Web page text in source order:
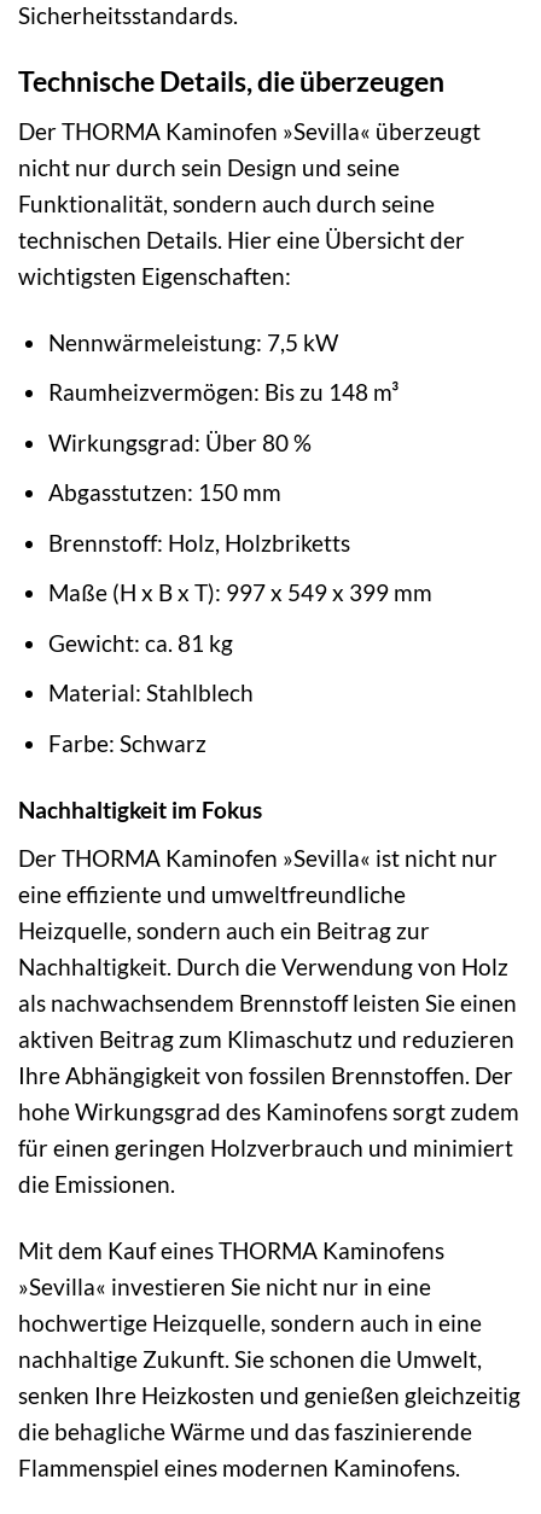
Sicherheitsstandards.
Technische Details, die überzeugen
Der THORMA Kaminofen »Sevilla« überzeugt
nicht nur durch sein Design und seine
Funktionalität, sondern auch durch seine
technischen Details. Hier eine Übersicht der
wichtigsten Eigenschaften:
Nennwärmeleistung: 7,5 kW
Raumheizvermögen: Bis zu 148 m³
Wirkungsgrad: Über 80 %
Abgasstutzen: 150 mm
Brennstoff: Holz, Holzbriketts
Maße (H x B x T): 997 x 549 x 399 mm
Gewicht: ca. 81 kg
Material: Stahlblech
Farbe: Schwarz
Nachhaltigkeit im Fokus
Der THORMA Kaminofen »Sevilla« ist nicht nur
eine effiziente und umweltfreundliche
Heizquelle, sondern auch ein Beitrag zur
Nachhaltigkeit. Durch die Verwendung von Holz
als nachwachsendem Brennstoff leisten Sie einen
aktiven Beitrag zum Klimaschutz und reduzieren
Ihre Abhängigkeit von fossilen Brennstoffen. Der
hohe Wirkungsgrad des Kaminofens sorgt zudem
für einen geringen Holzverbrauch und minimiert
die Emissionen.
Mit dem Kauf eines THORMA Kaminofens
»Sevilla« investieren Sie nicht nur in eine
hochwertige Heizquelle, sondern auch in eine
nachhaltige Zukunft. Sie schonen die Umwelt,
senken Ihre Heizkosten und genießen gleichzeitig
die behagliche Wärme und das faszinierende
Flammenspiel eines modernen Kaminofens.